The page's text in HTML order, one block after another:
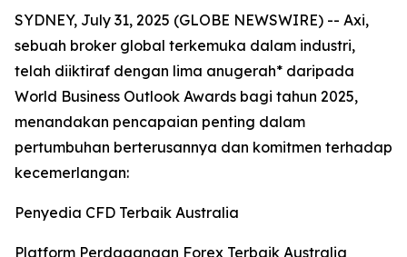
SYDNEY, July 31, 2025 (GLOBE NEWSWIRE) -- Axi,
sebuah broker global terkemuka dalam industri,
telah diiktiraf dengan lima anugerah* daripada
World Business Outlook Awards bagi tahun 2025,
menandakan pencapaian penting dalam
pertumbuhan berterusannya dan komitmen terhadap
kecemerlangan:
Penyedia CFD Terbaik Australia
Platform Perdagangan Forex Terbaik Australia